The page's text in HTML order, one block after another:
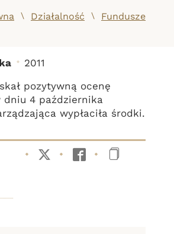
/
Działalność Fundusze
2011
pozytywną ocenę
4 października
wypłaciła środki.
TwitterFacebook